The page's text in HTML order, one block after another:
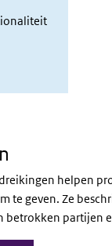
helpen
te geven. Ze
partijen